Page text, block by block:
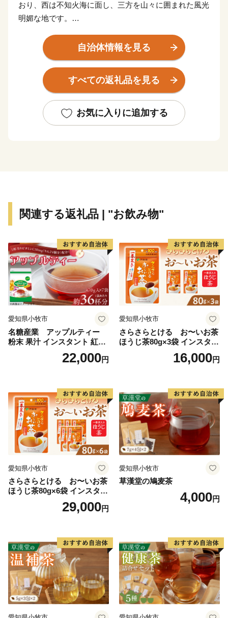
おり、西は不知火海に面し、三方を山々に囲まれた風光
明媚な地です。
アクティビティが楽しめるほか、間近に海を臨む「湯の
児温泉」があり、夕日は絶景です。
山間部にある「湯の鶴温泉」は、古くから良質な湯治場
として栄え、豊かな自然の中に風情ある温泉街が形成さ
を楽しむことができます。
組む、人にも自然にも優しいまち水俣の応援をよろしく
自治体情報を見る
すべての返礼品を見る
お気に入りに追加する
関連する返礼品 | "お飲み物"
愛知県小牧市
名糖産業 アップルティー
粉末 果汁 インスタント 紅茶
ティー ビタミンC 袋 ロング
セラー 粉末飲料 粉末茶 簡単
22,000円
愛知県小牧市
さらさらとける お〜いお茶
ほうじ茶80g×3袋 インスタン
トほうじ茶 粉末ほうじ茶 粉
末茶 おーいお茶 粉末緑茶
16,000円
愛知県小牧市
さらさらとける お〜いお茶
ほうじ茶80g×6袋 インスタン
トほうじ茶 粉末ほうじ茶 粉
末茶 おーいお茶 粉末緑茶
29,000円
愛知県小牧市
草漢堂の鳩麦茶
4,000円